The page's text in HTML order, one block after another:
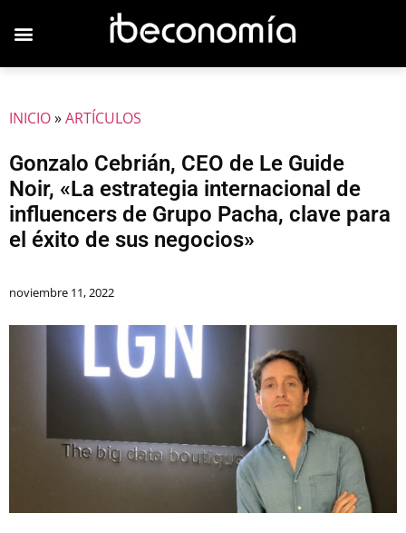
INICIO»ARTÍCULOS
Gonzalo Cebrián, CEO de Le Guide
Noir, «La estrategia internacional de
influencers de Grupo Pacha, clave para
el éxito de sus negocios»
noviembre 11, 2022